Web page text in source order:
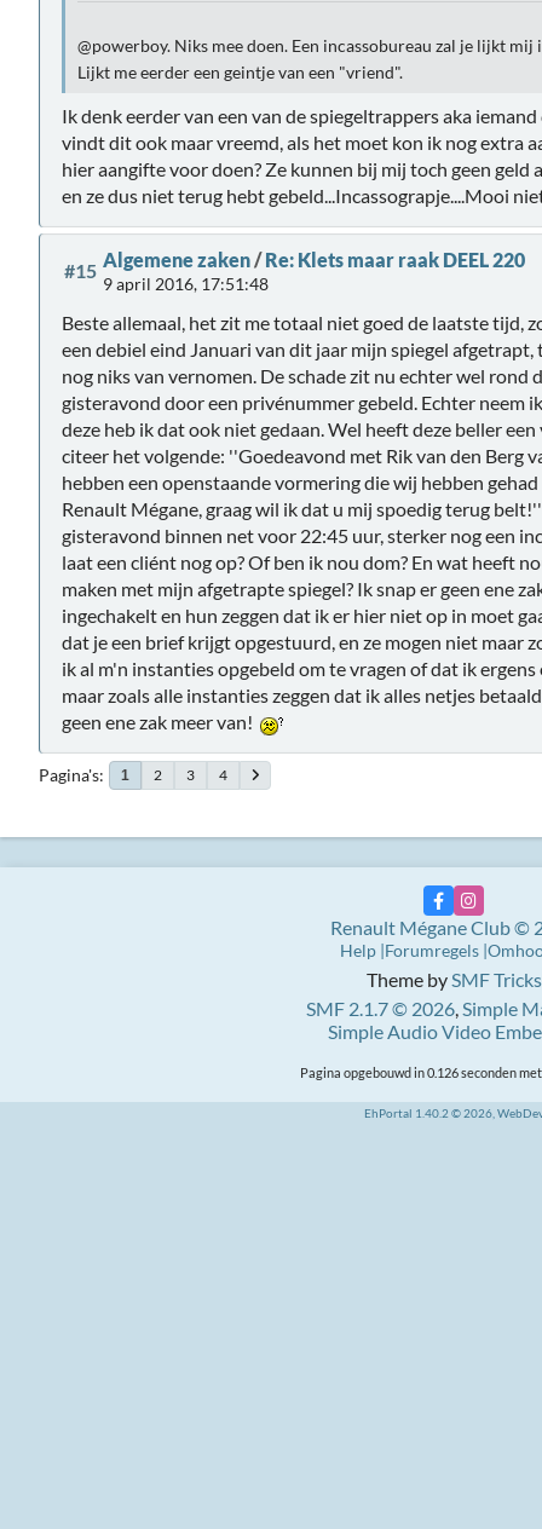
@powerboy. Niks mee doen. Een incassobureau zal je lijkt
Lijkt me eerder een geintje van een "vriend".
Ik denk eerder van een van de spiegeltrappers aka
vindt dit ook maar vreemd, als het moet kon ik nog extra
hier aangifte voor doen? Ze kunnen bij mij toch geen
en ze dus niet terug hebt gebeld...Incassograpje....Mooi
#15 Algemene zaken /Re: Klets maar raak DEEL 220
9 april 2016, 17:51:48
Beste allemaal, het zit me totaal niet goed de laatste tijd,
een debiel eind Januari van dit jaar mijn spiegel afgetrapt,
nog niks van vernomen. De schade zit nu echter wel rond
gisteravond door een privénummer gebeld. Echter neem
deze heb ik dat ook niet gedaan. Wel heeft deze beller
citeer het volgende: ''Goedeavond met Rik van den Berg
hebben een openstaande vormering die wij hebben
Renault Mégane, graag wil ik dat u mij spoedig terug
gisteravond binnen net voor 22:45 uur, sterker nog een
laat een cliént nog op? Of ben ik nou dom? En wat heeft
maken met mijn afgetrapte spiegel? Ik snap er geen ene
ingechakelt en hun zeggen dat ik er hier niet op in moet
dat je een brief krijgt opgestuurd, en ze mogen niet maar
ik al m'n instanties opgebeld om te vragen of dat ik
maar zoals alle instanties zeggen dat ik alles netjes
geen ene zak meer van!
Pagina's 1 2 3 4
Theme bySMF Tricks
SMF 2.1.7 © 2026,Simple
Simple Audio Video
Renault Mégane Club ©
Help Forumregels
Pagina opgebouwd in 0.126 seconden
EhPortal 1.40.2 © 2026,